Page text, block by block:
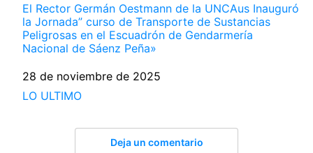
El Rector Germán Oestmann de la UNCAus Inauguró
la Jornada” curso de Transporte de Sustancias
Peligrosas en el Escuadrón de Gendarmería
Nacional de Sáenz Peña»
Fecha
28 de noviembre de 2025
Respecto a
LO ULTIMO
Deja un comentario